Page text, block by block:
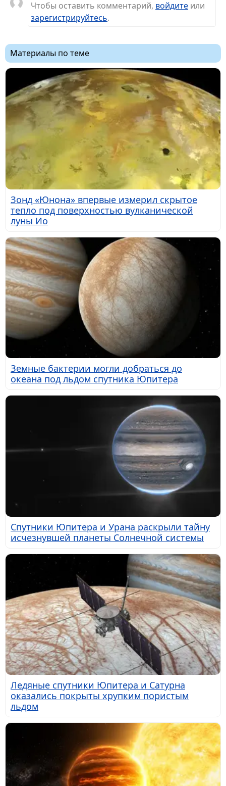
Чтобы оставить комментарий, войдите или
зарегистрируйтесь.
Материалы по теме
Зонд «Юнона» впервые измерил скрытое
тепло под поверхностью вулканической
луны Ио
Земные бактерии могли добраться до
океана под льдом спутника Юпитера
Спутники Юпитера и Урана раскрыли тайну
исчезнувшей планеты Солнечной системы
Ледяные спутники Юпитера и Сатурна
оказались покрыты хрупким пористым
льдом